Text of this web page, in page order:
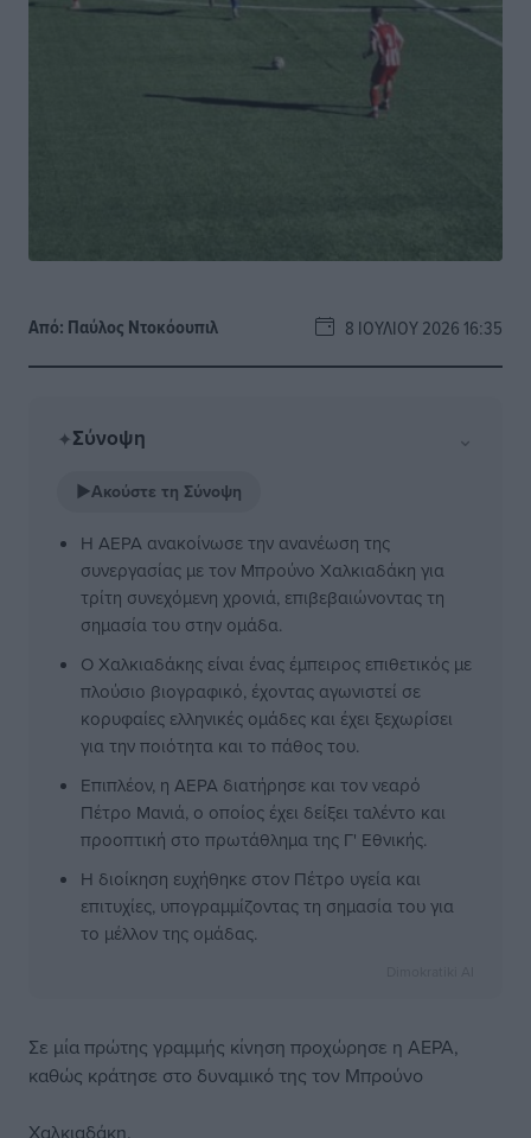
Από: Παύλος Nτοκόουπιλ 8 ΙΟΥΛΊΟΥ 2026 16:35
✦Σύνοψη ⌄
▶Ακούστε τη Σύνοψη
Η ΑΕΡΑ ανακοίνωσε την ανανέωση της
συνεργασίας με τον Μπρούνο Χαλκιαδάκη για
τρίτη συνεχόμενη χρονιά, επιβεβαιώνοντας τη
σημασία του στην ομάδα.
Ο Χαλκιαδάκης είναι ένας έμπειρος επιθετικός με
πλούσιο βιογραφικό, έχοντας αγωνιστεί σε
κορυφαίες ελληνικές ομάδες και έχει ξεχωρίσει
για την ποιότητα και το πάθος του.
Επιπλέον, η ΑΕΡΑ διατήρησε και τον νεαρό
Πέτρο Μανιά, ο οποίος έχει δείξει ταλέντο και
προοπτική στο πρωτάθλημα της Γ' Εθνικής.
Η διοίκηση ευχήθηκε στον Πέτρο υγεία και
επιτυχίες, υπογραμμίζοντας τη σημασία του για
το μέλλον της ομάδας.
Σε μία πρώτης γραμμής κίνηση προχώρησε η ΑΕΡΑ,
καθώς κράτησε στο δυναμικό της τον Μπρούνο
Χαλκιαδάκη.